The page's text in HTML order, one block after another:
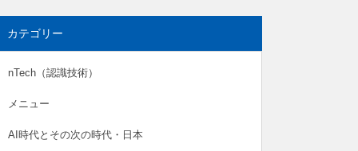
カテゴリー
nTech（認識技術）
メニュー
AI時代とその次の時代・日本